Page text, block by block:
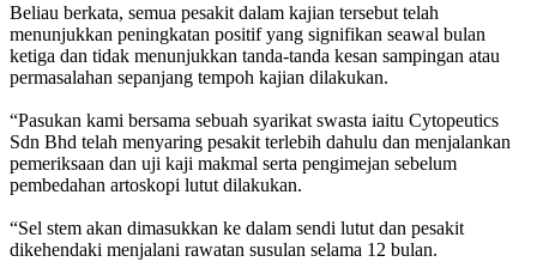
Beliau berkata, semua pesakit dalam kajian tersebut telah
menunjukkan peningkatan positif yang signifikan seawal bulan
ketiga dan tidak menunjukkan tanda-tanda kesan sampingan atau
permasalahan sepanjang tempoh kajian dilakukan.
“Pasukan kami bersama sebuah syarikat swasta iaitu Cytopeutics
Sdn Bhd telah menyaring pesakit terlebih dahulu dan menjalankan
pemeriksaan dan uji kaji makmal serta pengimejan sebelum
pembedahan artoskopi lutut dilakukan.
“Sel stem akan dimasukkan ke dalam sendi lutut dan pesakit
dikehendaki menjalani rawatan susulan selama 12 bulan.